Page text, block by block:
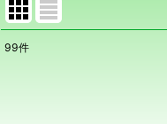
99件